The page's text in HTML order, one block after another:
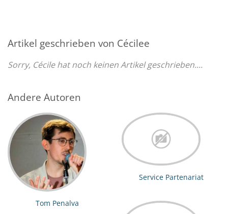
Artikel geschrieben von Cécilee
Sorry, Cécile hat noch keinen Artikel geschrieben....
Andere Autoren
Tom Penalva
Service Partenariat